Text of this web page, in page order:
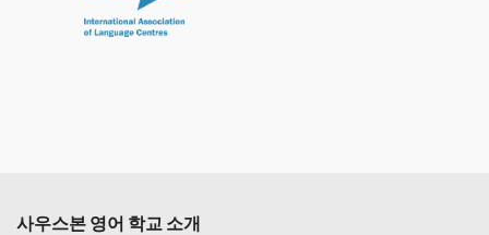
사우스본 영어 학교 소개